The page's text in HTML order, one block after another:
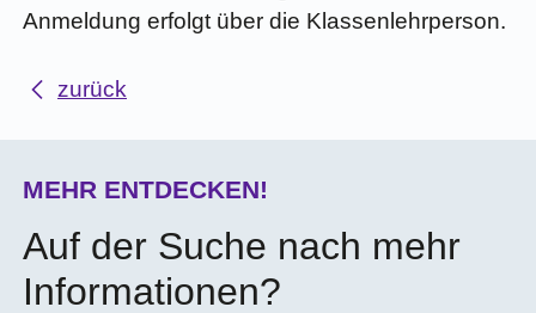
Anmeldung erfolgt über die Klassenlehrperson.
zurück
MEHR ENTDECKEN!
Auf der Suche nach mehr
Informationen?